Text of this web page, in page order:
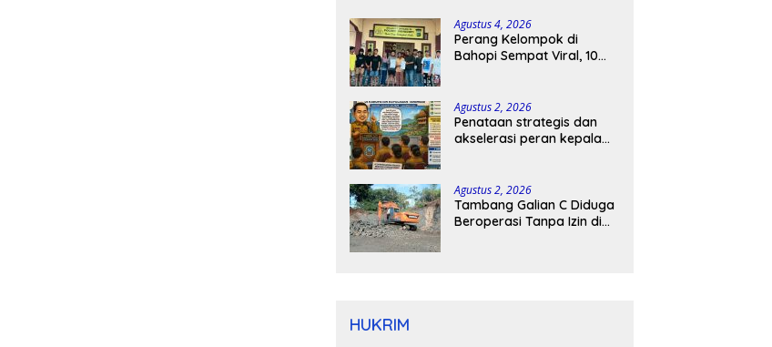
Agustus 4, 2026
Perang Kelompok di
Bahopi Sempat Viral, 10
Agustus 2, 2026
Penataan strategis dan
akselerasi peran kepala
Agustus 2, 2026
Tambang Galian C Diduga
Beroperasi Tanpa Izin di
HUKRIM